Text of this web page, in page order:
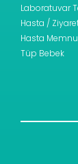
Laboratuvar
Hasta /
Hasta
Tüp Bebek